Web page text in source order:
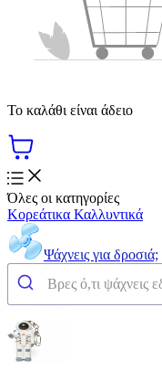
Το καλάθι είναι άδειο
Όλες οι κατηγορίες
Κορεάτικα Καλλυντικά
Ψάχνεις για δροσιά;